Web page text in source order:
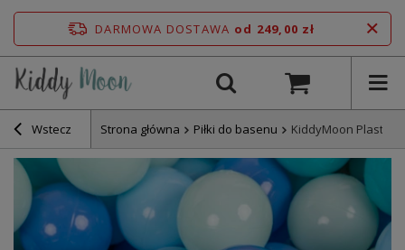
DARMOWA DOSTAWA od 249,00 zł
Wstecz Strona główna Piłki do basenu KiddyMoon